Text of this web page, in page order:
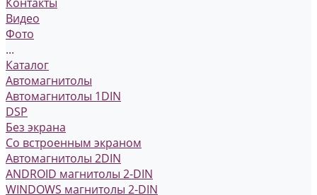
Видео
Фото
...
Каталог
Автомагнитолы
Автомагнитолы 1DIN
DSP
Без экрана
Со встроенным экраном
Автомагнитолы 2DIN
ANDROID магнитолы 2-DIN
WINDOWS магнитолы 2-DIN